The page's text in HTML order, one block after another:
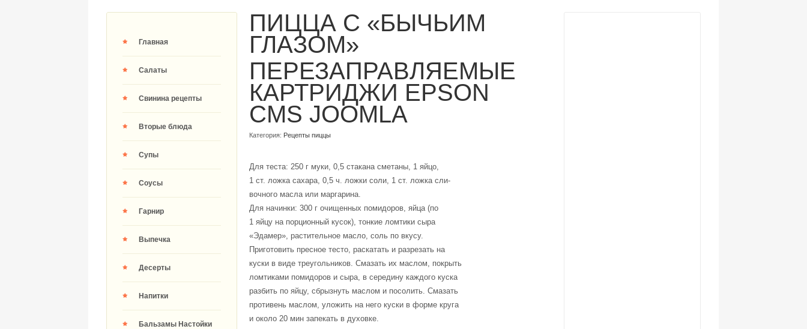
Главная
Салаты
Свинина рецепты
Вторые блюда
Супы
Соусы
Гарнир
Выпечка
Десерты
Напитки
Бальзамы Настойки
ПИЦЦА С «БЫЧЬИМ
ГЛАЗОМ»
ПЕРЕЗАПРАВЛЯЕМЫЕ
КАРТРИДЖИ EPSON
CMS JOOMLA
Категория: Рецепты пиццы
Для теста: 250 г муки, 0,5 стакана сметаны, 1 яйцо,
1 ст. ложка сахара, 0,5 ч. ложки соли, 1 ст. ложка сли-
вочного масла или маргарина.
Для начинки: 300 г очищенных помидоров, яйца (по
1 яйцу на порционный кусок), тонкие ломтики сыра
«Эдамер», растительное масло, соль по вкусу.
Приготовить пресное тесто, раскатать и разрезать на
куски в виде треугольников. Смазать их маслом, покрыть
ломтиками помидоров и сыра, в середину каждого куска
разбить по яйцу, сбрызнуть маслом и посолить. Смазать
противень маслом, уложить на него куски в форме круга
и около 20 мин запекать в духовке.